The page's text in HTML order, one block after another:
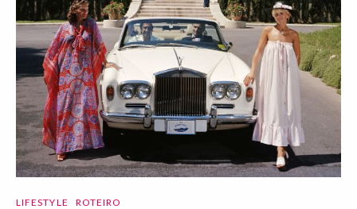
LIFESTYLE ROTEIRO